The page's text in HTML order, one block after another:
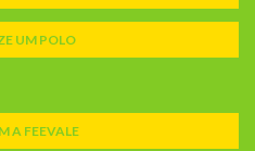
UM POLO
A FEEVALE